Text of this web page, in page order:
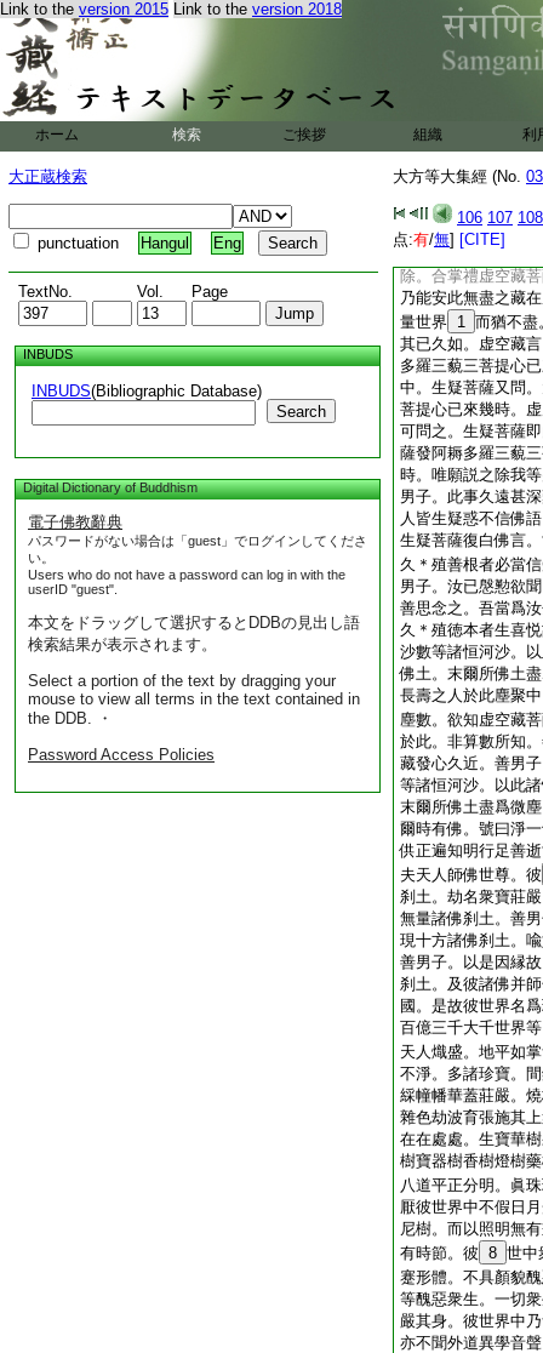
Link to the version 2015 Link to the version 2018
ホーム 検索 ご挨拶 組織 利
大正蔵検索
punctuation Hangul Eng
TextNo. Vol. Page
INBUDS
INBUDS(Bibliographic Database)
Search
Digital Dictionary of Buddhism
電子佛教辭典
パスワードがない場合は「guest」でログインしてくださ
い。
Users who do not have a password can log in with the
userID "guest".
本文をドラッグして選択するとDDBの見出し語
検索結果が表示されます。
Select a portion of the text by dragging your
mouse to view all terms in the text contained in
the DDB. ・
Password Access Policies
大方等大集經 (No.
106 107 108
点:有/無] [CITE]
量菩薩得無生法忍
説不可説諸菩薩發
昧門陀羅尼門。得
薩作是念。此不可
方世界現種種神足
生疑菩薩心所念。
普照十方無量無邊
薩及餘菩薩。皆見
無量無邊不可思議
如此娑婆世界等無
所不能爲。生疑菩
除。合掌禮虚空藏
乃能安此無盡之藏
量世界
1 而猶不盡
其已久如。虚空藏
多羅三藐三菩提心
中。生疑菩薩又問
菩提心已來幾時。
可問之。生疑菩薩
薩發阿耨多羅三藐
時。唯願説之除我
男子。此事久遠甚
人皆生疑惑不信佛
生疑菩薩復白佛言
久＊殖善根者必當
男子。汝已慇懃欲
善思念之。吾當爲
久＊殖徳本者生喜
沙數等諸恒河沙。
佛土。末爾所佛土
長壽之人於此塵聚
塵數。欲知虚空藏
於此。非算數所知
藏發心久近。善男
等諸恒河沙。以此
末爾所佛土盡爲微
爾時有佛。號曰淨
供正遍知明行足善
夫天人師佛世尊。彼
刹土。劫名衆寶莊
無量諸佛刹土。善
現十方諸佛刹土。
善男子。以是因縁
刹土。及彼諸佛并
國。是故彼世界名
百億三千大千世界
天人熾盛。地平如
不淨。多諸珍寶。
綵幢幡華蓋莊嚴。
雜色劫波育張施其
在在處處。生寶華
樹寶器樹香樹燈樹
八道平正分明。眞
厭彼世界中不假日
尼樹。而以照明無
有時節。彼 8 世中
蹇形體。不具顏貌
等醜惡衆生。一切
嚴其身。彼世界中
亦不聞外道異學音